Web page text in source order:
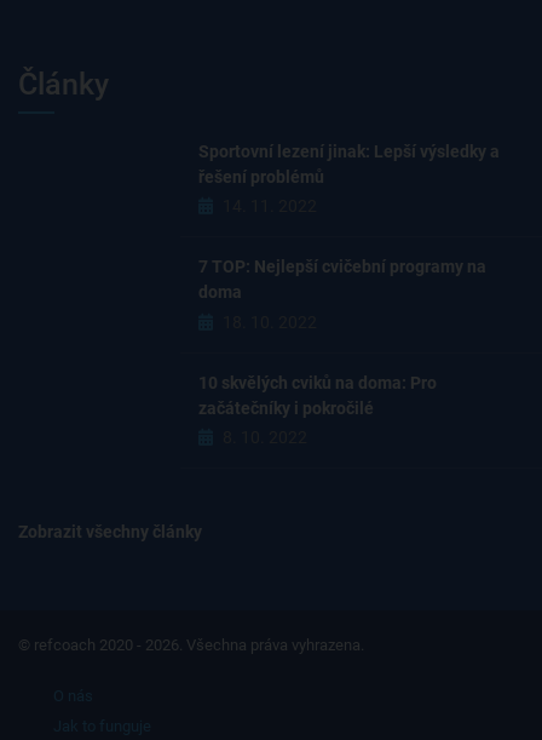
Články
Sportovní lezení jinak: Lepší výsledky a
řešení problémů
7 TOP: Nejlepší cvičební programy na
doma
10 skvělých cviků na doma: Pro
začátečníky i pokročilé
Zobrazit všechny články
© refcoach 2020 - 2026. Všechna práva vyhrazena.